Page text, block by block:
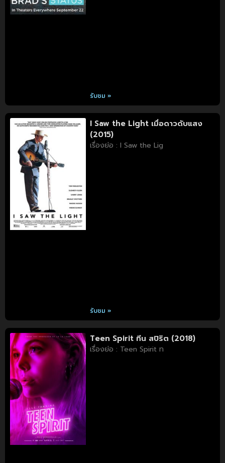
รับชม »
I Saw the Light เมื่อดาวดับแสง
(2015)
เรื่องย่อ : I Saw the Lig
รับชม »
Teen Spirit ทีน สปิริต (2018)
เรื่องย่อ : Teen Spirit ท